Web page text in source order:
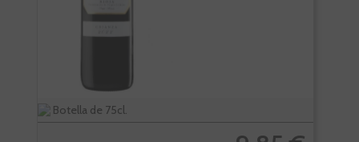
Botella de 75cl.